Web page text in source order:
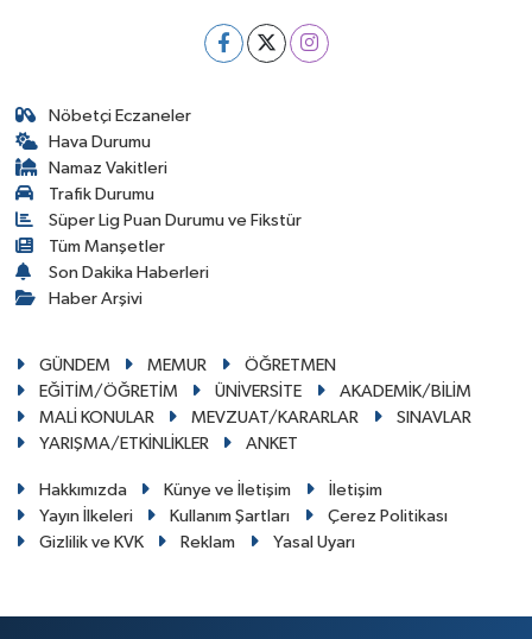
Nöbetçi Eczaneler
Hava Durumu
Namaz Vakitleri
Trafik Durumu
Süper Lig Puan Durumu ve Fikstür
Tüm Manşetler
Son Dakika Haberleri
Haber Arşivi
GÜNDEM MEMUR
ÖĞRETMEN
EĞİTİM/ÖĞRETİM
ÜNİVERSİTE
AKADEMİK/BİLİM
MALİ KONULAR
MEVZUAT/KARARLAR
SINAVLAR
YARIŞMA/ETKİNLİKLER
ANKET
Hakkımızda Künye ve İletişim
İletişim
Yayın İlkeleri
Kullanım Şartları
Çerez Politikası
Gizlilik ve KVK
Reklam Yasal Uyarı